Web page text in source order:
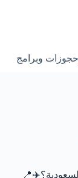
وبرامج